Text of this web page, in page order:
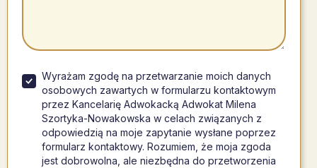
Wyrażam zgodę na przetwarzanie moich danych
osobowych zawartych w formularzu kontaktowym
przez Kancelarię Adwokacką Adwokat Milena
Szortyka-Nowakowska w celach związanych z
odpowiedzią na moje zapytanie wysłane poprzez
formularz kontaktowy. Rozumiem, że moja zgoda
jest dobrowolna, ale niezbędna do przetworzenia